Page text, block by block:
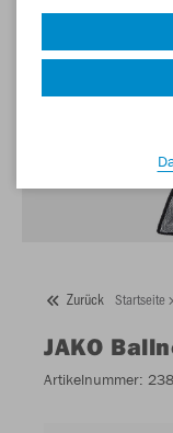
Zurück Startseite
JAKO
Artikelnummer: